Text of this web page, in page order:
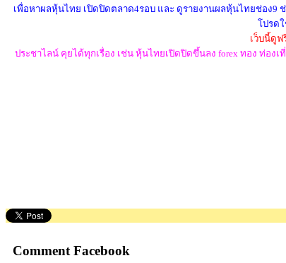
เพื่อหาผลหุ้นไทย เปิดปิดตลาด4รอบ และ ดูรายงานผลหุ้นไทยช่อง
โปรด
เว็บนี้ดู
ประชาไลน์ คุยได้ทุกเรื่อง เช่น หุ้นไทยเปิดปิดขึ้นลง forex ทอง ท่อง
Comment Facebook